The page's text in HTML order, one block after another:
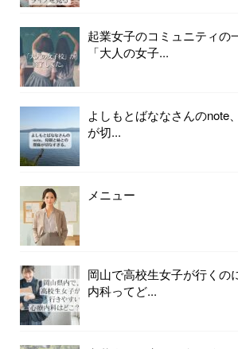
起業女子のコミュニティの
「大人の女子...
よしもとばななさんのnote
が切...
メニュー
岡山で高校生女子が行くの
内科ってど...